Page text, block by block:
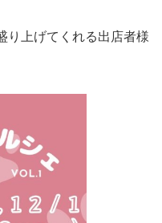
り上げてくれる出店者様